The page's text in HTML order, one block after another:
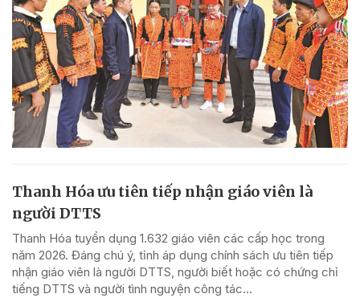
Thanh Hóa ưu tiên tiếp nhận giáo viên là
người DTTS
Thanh Hóa tuyển dụng 1.632 giáo viên các cấp học trong
năm 2026. Đáng chú ý, tỉnh áp dụng chính sách ưu tiên tiếp
nhận giáo viên là người DTTS, người biết hoặc có chứng chỉ
tiếng DTTS và người tình nguyện công tác...